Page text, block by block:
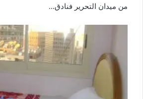
من ميدان التحرير فنادق...